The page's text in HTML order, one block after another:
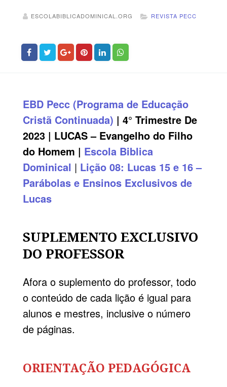
ESCOLABIBLICADOMINICAL.ORG REVISTA PECC
EBD Pecc (Programa de Educação
Cristã Continuada) | 4° Trimestre De
2023 | LUCAS – Evangelho do Filho
do Homem | Escola Biblica
Dominical | Lição 08: Lucas 15 e 16 –
Parábolas e Ensinos Exclusivos de
Lucas
SUPLEMENTO EXCLUSIVO
DO PROFESSOR
Afora o suplemento do professor, todo
o conteúdo de cada lição é igual para
alunos e mestres, inclusive o número
de páginas.
ORIENTAÇÃO PEDAGÓGICA